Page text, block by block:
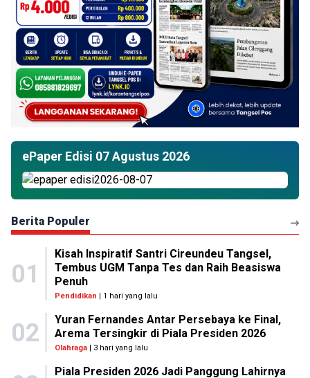
ePaper Edisi 07 Agustus 2026
Berita Populer
01
Kisah Inspiratif Santri Cireundeu Tangsel,
Tembus UGM Tanpa Tes dan Raih Beasiswa
Penuh
Pendidikan | 1 hari yang lalu
02
Yuran Fernandes Antar Persebaya ke Final,
Arema Tersingkir di Piala Presiden 2026
Olahraga| 3 hari yang lalu
Piala Presiden 2026 Jadi Panggung Lahirnya